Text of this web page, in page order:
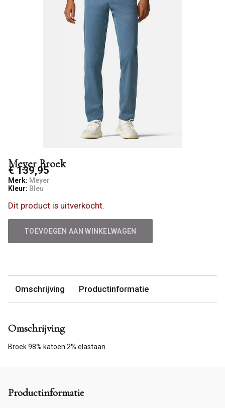
Meyer Broek
€ 139,95
Merk: Meyer
Kleur: Bleu
Dit product is uitverkocht.
TOEVOEGEN AAN WINKELWAGEN
Omschrijving Productinformatie
Omschrijving
Broek 98% katoen 2% elastaan
Productinformatie